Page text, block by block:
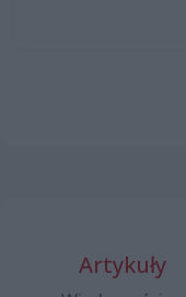
Artykuły